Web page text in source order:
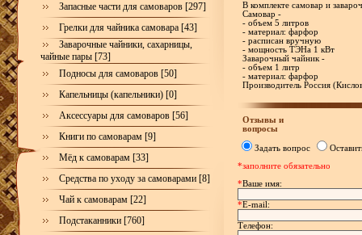
Запасные части для самоваров [297]
Грелки для чайника самовара [43]
Заварочные чайники, сахарницы,
чайные пары [73]
Подносы для самоваров [50]
Капельницы (капельники) [0]
Аксессуары для самоваров [56]
Книги по самоварам [9]
Мёд к самоварам [33]
Средства по уходу за самоварами [8]
Чай к самоварам [22]
Подстаканники [760]
В комплекте самовар и
Самовар -
- объем 5 литров
- материал: фарфор
- расписан вручную
- мощность ТЭНа 1 кВт
Заварочный чайник -
- объем 1 литр
- материал: фарфор
Производитель Россия
Отзывы и
вопросы
Задать вопрос
*заполните обязательно
*Ваше имя:
*E-mail:
Телефон: